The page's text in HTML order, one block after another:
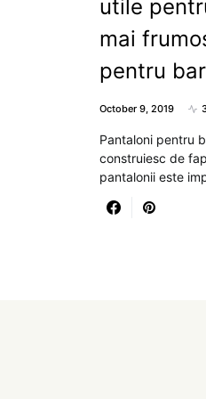
utile
mai
pentru
October 9, 2019
Pantaloni pentru
construiesc de
pantalonii este